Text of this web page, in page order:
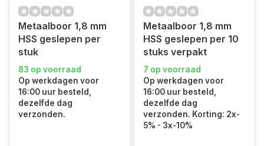
Metaalboor 1,8 mm
HSS geslepen per
stuk
83 op voorraad
Op werkdagen voor
16:00 uur besteld,
dezelfde dag
verzonden.
Metaalboor 1,8 mm
HSS geslepen per 10
stuks verpakt
7 op voorraad
Op werkdagen voor
16:00 uur besteld,
dezelfde dag
verzonden. Korting: 2x-
5% - 3x-10%